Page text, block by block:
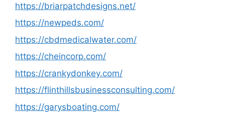
https://briarpatchdesigns.net/
https://newpeds.com/
https://cbdmedicalwater.com/
https://cheincorp.com/
https://crankydonkey.com/
https://flinthillsbusinessconsulting.com/
https://garysboating.com/